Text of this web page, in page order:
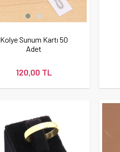
Kolye Sunum Kartı 50
Adet
120,00 TL